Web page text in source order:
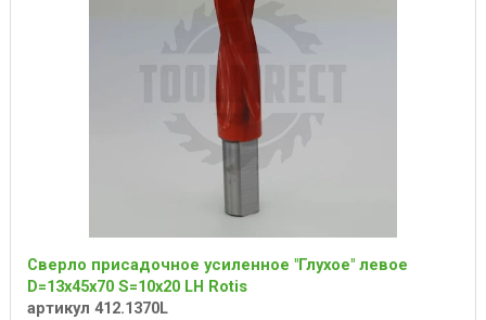
Сверло присадочное усиленное "Глухое" левое
D=13x45x70 S=10x20 LH Rotis
артикул 412.1370L